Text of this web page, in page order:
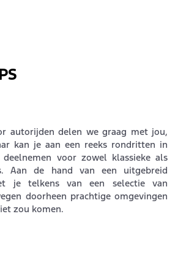
autorijden delen we graag met jou,
kan je aan een reeks rondritten in
deelnemen voor zowel klassieke als
Aan de hand van een uitgebreid
je telkens van een selectie van
doorheen prachtige omgevingen
zou komen.